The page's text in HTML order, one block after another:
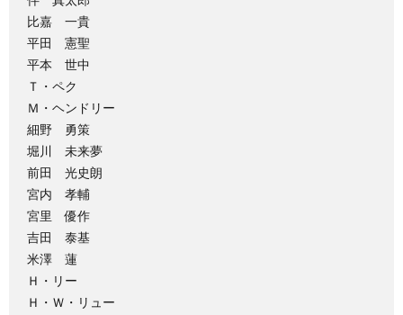
比嘉 一貴
平田 憲聖
平本 世中
Ｔ・ペク
Ｍ・ヘンドリー
細野 勇策
堀川 未来夢
前田 光史朗
宮内 孝輔
宮里 優作
吉田 泰基
米澤 蓮
Ｈ・リー
Ｈ・Ｗ・リュー